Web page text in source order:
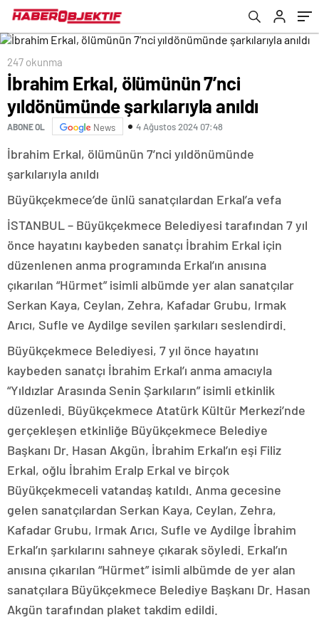
247 okunma
İbrahim Erkal, ölümünün 7’nci
yıldönümünde şarkılarıyla anıldı
ABONE OL News 4 Ağustos 2024 07:48
İbrahim Erkal, ölümünün 7’nci yıldönümünde
şarkılarıyla anıldı
Büyükçekmece’de ünlü sanatçılardan Erkal’a vefa
İSTANBUL – Büyükçekmece Belediyesi tarafından 7 yıl
önce hayatını kaybeden sanatçı İbrahim Erkal için
düzenlenen anma programında Erkal’ın anısına
çıkarılan “Hürmet” isimli albümde yer alan sanatçılar
Serkan Kaya, Ceylan, Zehra, Kafadar Grubu, Irmak
Arıcı, Sufle ve Aydilge sevilen şarkıları seslendirdi.
Büyükçekmece Belediyesi, 7 yıl önce hayatını
kaybeden sanatçı İbrahim Erkal’ı anma amacıyla
“Yıldızlar Arasında Senin Şarkıların” isimli etkinlik
düzenledi. Büyükçekmece Atatürk Kültür Merkezi’nde
gerçekleşen etkinliğe Büyükçekmece Belediye
Başkanı Dr. Hasan Akgün, İbrahim Erkal’ın eşi Filiz
Erkal, oğlu İbrahim Eralp Erkal ve birçok
Büyükçekmeceli vatandaş katıldı. Anma gecesine
gelen sanatçılardan Serkan Kaya, Ceylan, Zehra,
Kafadar Grubu, Irmak Arıcı, Sufle ve Aydilge İbrahim
Erkal’ın şarkılarını sahneye çıkarak söyledi. Erkal’ın
anısına çıkarılan “Hürmet” isimli albümde de yer alan
sanatçılara Büyükçekmece Belediye Başkanı Dr. Hasan
Akgün tarafından plaket takdim edildi.